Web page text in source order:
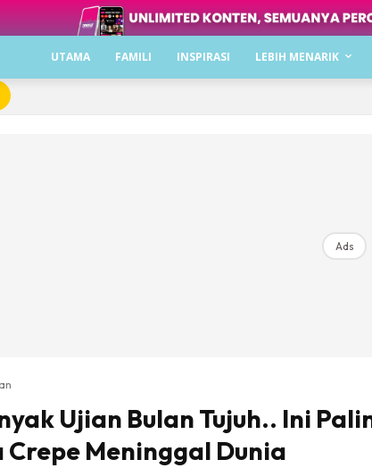
UTAMA FAMILI INSPIRASI LEBIH MENARIK
Ads
Ujian Bulan Tujuh.. Ini
Crepe Meninggal Dunia